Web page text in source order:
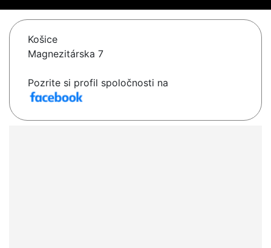
Košice
Magnezitárska 7
Pozrite si profil spoločnosti na